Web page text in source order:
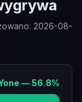
: 2026-08-
—56.8%